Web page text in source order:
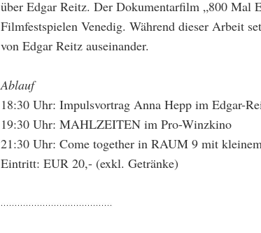
über Edgar Reitz. Der Dokumentarfilm „800 Mal
Filmfestspielen Venedig. Während dieser Arbeit
von Edgar Reitz auseinander.
Ablauf
18:30 Uhr: Impulsvortrag Anna Hepp im Edgar-
19:30 Uhr: MAHLZEITEN im Pro-Winzkino
21:30 Uhr: Come together in RAUM 9 mit
Eintritt: EUR 20,- (exkl. Getränke)